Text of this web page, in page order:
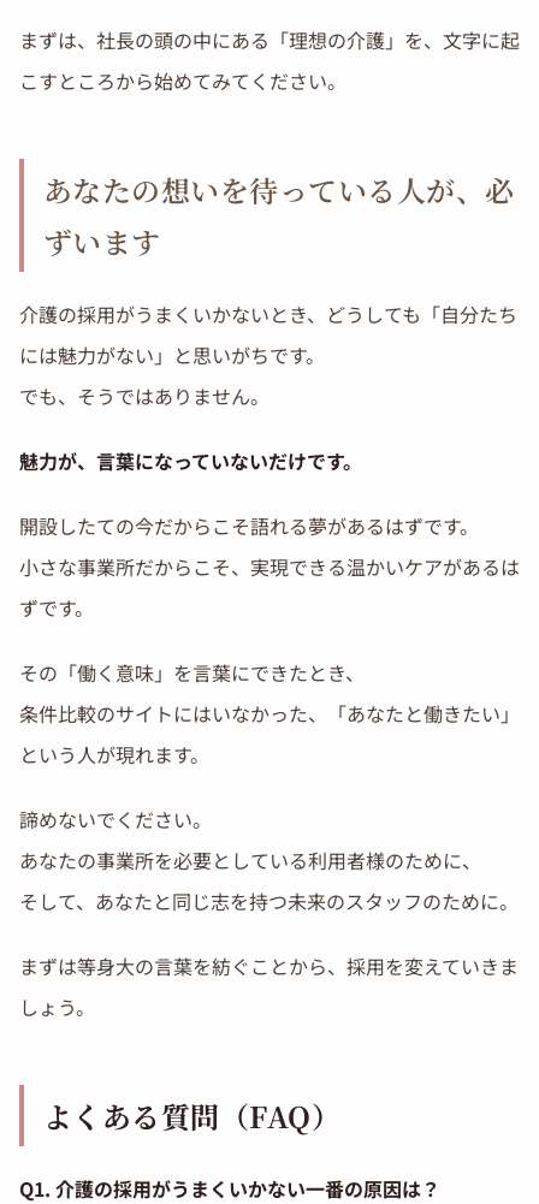
まずは、社長の頭の中にある「理想の介護」を、文字に起
こすところから始めてみてください。
あなたの想いを待っている人が、必
ずいます
介護の採用がうまくいかないとき、どうしても「自分たち
には魅力がない」と思いがちです。
でも、そうではありません。
魅力が、言葉になっていないだけです。
開設したての今だからこそ語れる夢があるはずです。
小さな事業所だからこそ、実現できる温かいケアがあるは
ずです。
その「働く意味」を言葉にできたとき、
条件比較のサイトにはいなかった、「あなたと働きたい」
という人が現れます。
諦めないでください。
あなたの事業所を必要としている利用者様のために、
そして、あなたと同じ志を持つ未来のスタッフのために。
まずは等身大の言葉を紡ぐことから、採用を変えていきま
しょう。
よくある質問（FAQ）
Q1. 介護の採用がうまくいかない一番の原因は？